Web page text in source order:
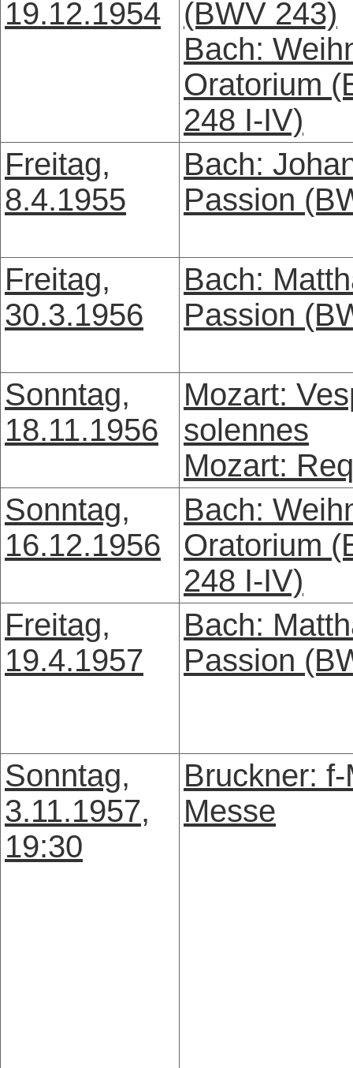
19.12.1954
(BWV 243)
Bach:
Oratorium
248 I-IV)
Freitag,
8.4.1955
Bach:
Passion
Freitag,
30.3.1956
Bach:
Passion
Sonntag,
18.11.1956
Mozart:
solennes
Mozart:
Sonntag,
16.12.1956
Bach:
Oratorium
248 I-IV)
Freitag,
19.4.1957
Bach:
Passion
Sonntag,
3.11.1957,
19:30
Bruckner:
Messe